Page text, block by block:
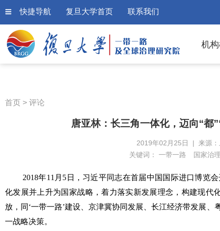
快捷导航 复旦大学首页 联系我们
机
首页 > 评论
唐亚林：长三角一体化，迈向“都
2019年02月25日 | 来源
关键词： 一带一路 国家治
2018年11月5日，习近平同志在首届中国国际进口博览
化发展并上升为国家战略，着力落实新发展理念，构建现
放，同‘一带一路’建设、京津冀协同发展、长江经济带发展
一战略决策。